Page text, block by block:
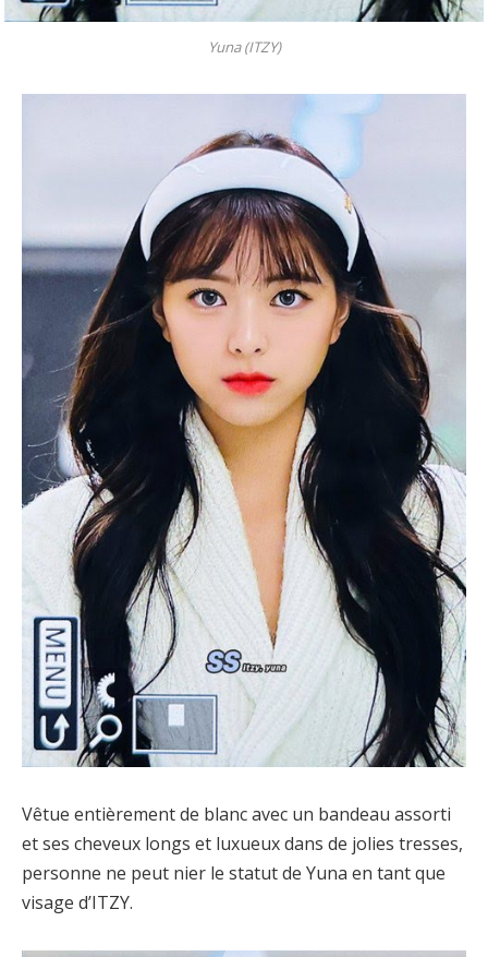
Yuna (ITZY)
Vêtue entièrement de blanc avec un bandeau assorti
et ses cheveux longs et luxueux dans de jolies tresses,
personne ne peut nier le statut de Yuna en tant que
visage d’ITZY.